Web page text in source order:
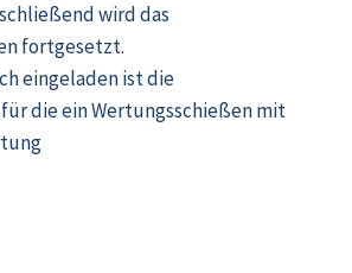
wird das
fortgesetzt.
eingeladen ist die
die ein Wertungsschießen mit